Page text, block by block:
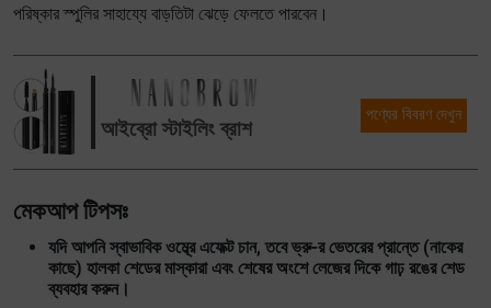
পরিষ্কার স্পুলির সাহায্যে বাড়তিটা ঝেড়ে ফেলতে পারবেন।
আইব্রো স্টাইলিং ব্রাশ
পণ্যের বিবরণ দেখুন
মেকআপ টিপসঃ
যদি আপনি স্বাভাবিক ওম্ব্রে এফেক্ট চান, তবে ভ্রু-র ভেতরের প্রান্তে (নাকের
কাছে) হালকা শেডের মাস্কারা এবং শেষের অংশে লেজের দিকে গাঢ় রঙের শেড
ব্যবহার করুন।